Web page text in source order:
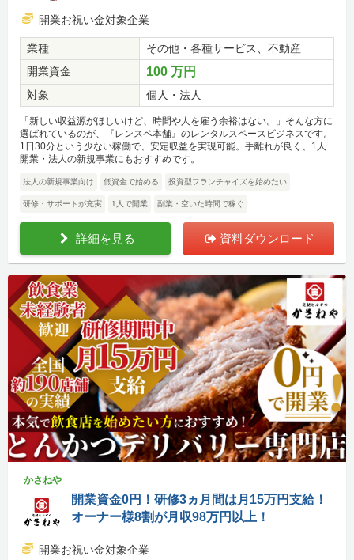
開業お祝い金対象企業
業種
その他・各種サービス、不動産
開業資金
100 万円
対象 個人・法人
「新しい収益源がほしいけど、時間や人を雇う余裕はない。」そんな方に
選ばれているのが、『レンスペ本舗』のレンタルスペースビジネスです。
1日30分という少ない稼働で、安定収益を実現可能。手離れが良く、1人
開業・法人の新規事業にもおすすめです。
法人の新規事業向け 低資金で始める 投資型フランチャイズを始めたい
研修・サポートが充実 1人で開業 副業・空いた時間で稼ぐ
詳細を見る 資料ダウンロード
かさねや
開業資金0円！研修3ヵ月間は月15万円支給！
オーナー様8割が月収98万円以上！
開業お祝い金対象企業